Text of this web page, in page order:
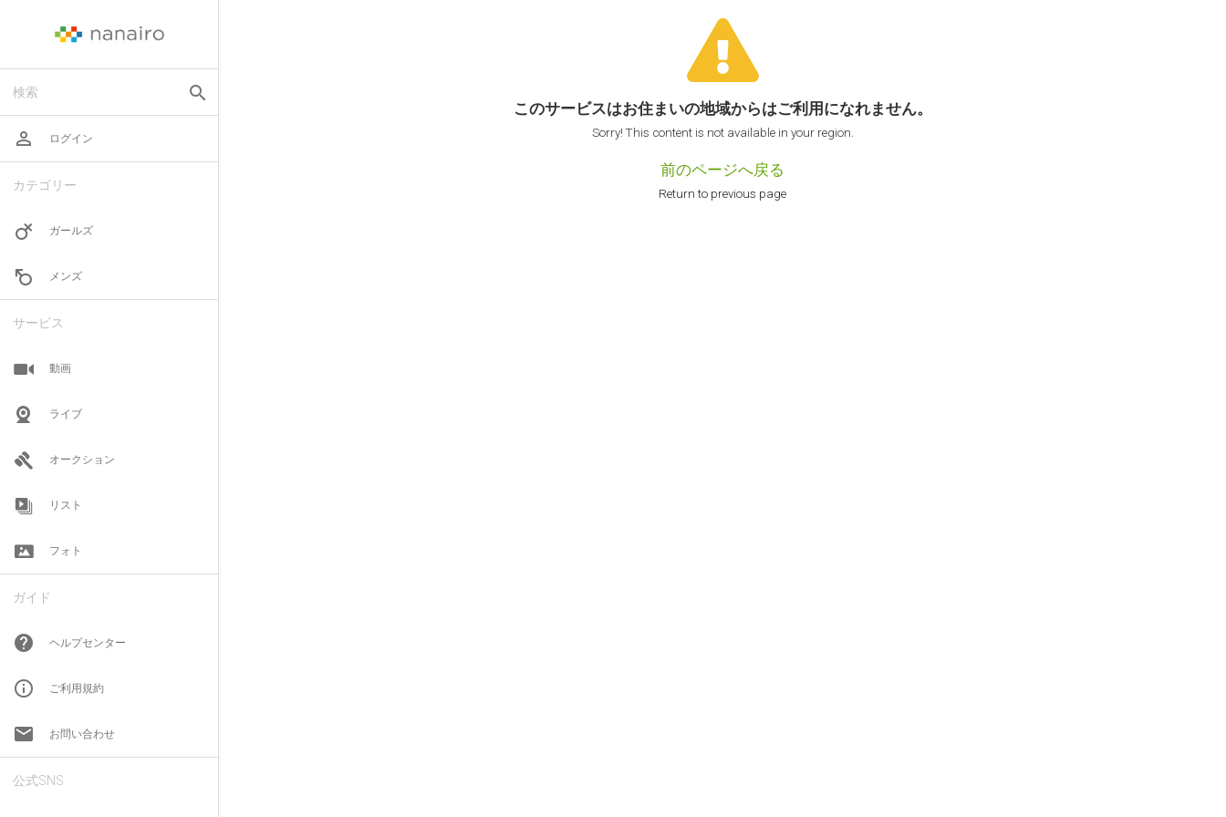
検索 search
perm_identity ログイン
カテゴリー
ガールズ
メンズ
サービス
動画
ライブ
オークション
リスト
フォト
ガイド
help ヘルプセンター
info_outline ご利用規約
email お問い合わせ
公式SNS
このサービスはお住まいの地域からはご利用になれません。
Sorry! This content is not available in your region.
前のページへ戻る
Return to previous page